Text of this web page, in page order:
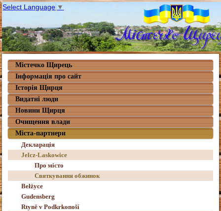
Select Language ▼
Містечко Щирець
Інформація про сайт
Історія Щирця
Видатні люди
Новини Щирця
Очищення влади
Міста-партнери
Декларація
Jelcz-Laskowice
Про місто
Святкування обжинок
Bełżyce
Gudensberg
Rtyně v Podkrkonoší